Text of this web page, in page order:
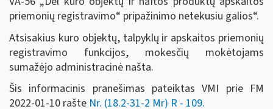
priemonių registravimo“ pripažinimo netekusiu galios“.
Atsisakius kuro objektų, talpyklų ir apskaitos priemonių
registravimo funkcijos, mokesčių mokėtojams
sumažėjo administracinė našta.
Šis informacinis pranešimas pateiktas VMI prie FM
2022-01-10 rašte Nr. (18.2-31-2 Mr) R - 109.